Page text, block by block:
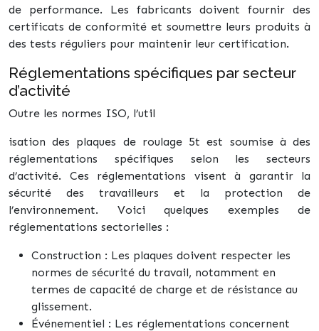
de performance. Les fabricants doivent fournir des
certificats de conformité et soumettre leurs produits à
des tests réguliers pour maintenir leur certification.
Réglementations spécifiques par secteur
d’activité
Outre les normes ISO, l’util
isation des plaques de roulage 5t est soumise à des
réglementations spécifiques selon les secteurs
d’activité. Ces réglementations visent à garantir la
sécurité des travailleurs et la protection de
l’environnement. Voici quelques exemples de
réglementations sectorielles :
Construction : Les plaques doivent respecter les
normes de sécurité du travail, notamment en
termes de capacité de charge et de résistance au
glissement.
Événementiel : Les réglementations concernent